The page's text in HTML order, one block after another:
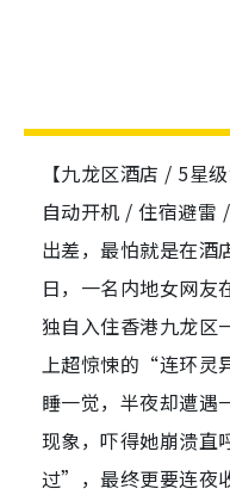
【九龙区酒店 / 5星
自动开机 / 住宿避雷
出差，最怕就是在
日，一名内地女网友
独自入住香港九龙区
上超惊悚的“连环灵
睡一觉，半夜却遭遇
现象，吓得她崩溃
过”，最终更要连夜